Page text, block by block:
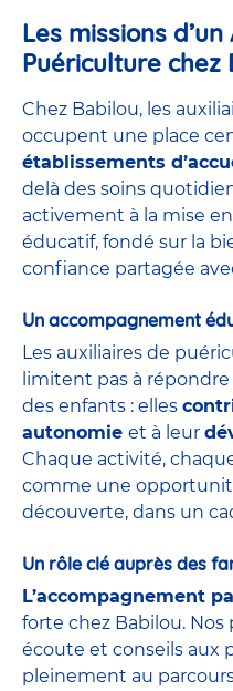
Les missions
Puériculture chez
Chez Babilou, les
occupent une place
établissements
delà des soins
activement à la mise
éducatif, fondé sur la
confiance partagée
Un accompagnement
Les auxiliaires de
limitent pas à
des enfants : elles
autonomie et à leur
Chaque activité,
comme une
découverte, dans un
Un rôle clé auprès des
L’accompagnement
forte chez Babilou.
écoute et conseils aux
pleinement au